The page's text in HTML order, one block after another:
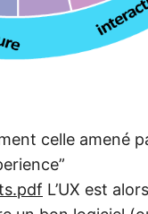
celle amené
L’UX est